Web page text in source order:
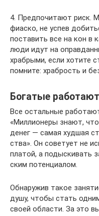
4. Предпочитают риск.
фиаско, не успев
поставить все на кон в
люди идут на
храбрыми, если хотите
помните: храбрость и
Богатые
Все остальные
«Мил­ли­о­не­ры знают,
денег — самая худ­шая
ства». Он со­ве­ту­ет не
пла­той, а подыс­ки­вать
ским по­тен­ци­а­лом.
Об­на­ру­жив такое
душу, чтобы стать
своей об­ла­сти. За это